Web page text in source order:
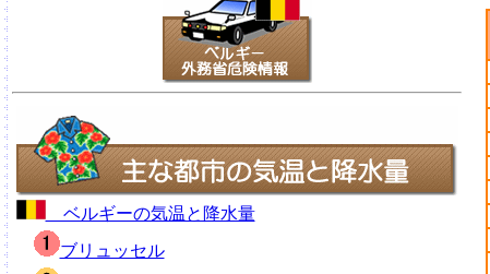
ベルギーの気温と降水量
ブリュッセル